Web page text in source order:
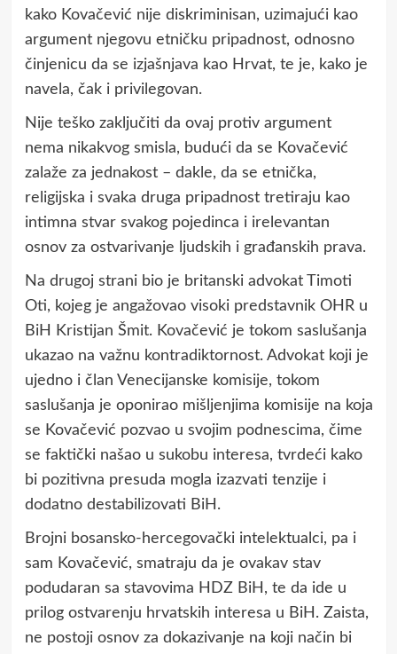
kako Kovačević nije diskriminisan, uzimajući kao
argument njegovu etničku pripadnost, odnosno
činjenicu da se izjašnjava kao Hrvat, te je, kako je
navela, čak i privilegovan.
Nije teško zaključiti da ovaj protiv argument
nema nikakvog smisla, budući da se Kovačević
zalaže za jednakost – dakle, da se etnička,
religijska i svaka druga pripadnost tretiraju kao
intimna stvar svakog pojedinca i irelevantan
osnov za ostvarivanje ljudskih i građanskih prava.
Na drugoj strani bio je britanski advokat Timoti
Oti, kojeg je angažovao visoki predstavnik OHR u
BiH Kristijan Šmit. Kovačević je tokom saslušanja
ukazao na važnu kontradiktornost. Advokat koji je
ujedno i član Venecijanske komisije, tokom
saslušanja je oponirao mišljenjima komisije na koja
se Kovačević pozvao u svojim podnescima, čime
se faktički našao u sukobu interesa, tvrdeći kako
bi pozitivna presuda mogla izazvati tenzije i
dodatno destabilizovati BiH.
Brojni bosansko-hercegovački intelektualci, pa i
sam Kovačević, smatraju da je ovakav stav
podudaran sa stavovima HDZ BiH, te da ide u
prilog ostvarenju hrvatskih interesa u BiH. Zaista,
ne postoji osnov za dokazivanje na koji način bi